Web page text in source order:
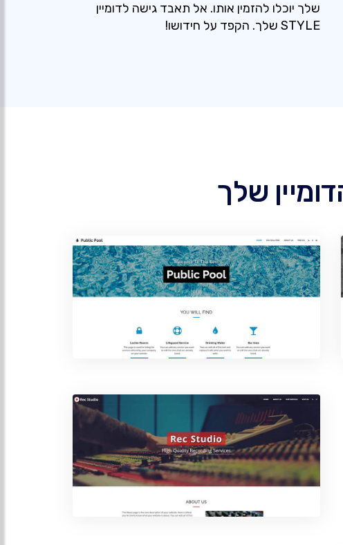
שלך יוכלו להזמין אותו. אל תאבד גישה לדומיין
STYLE שלך. הקפד על חידושו!